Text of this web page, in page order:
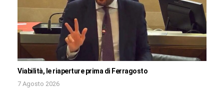
Viabilità, le riaperture prima di Ferragosto
7 Agosto 2026